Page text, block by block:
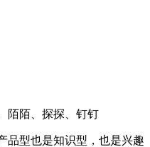
陌陌、探探、钉钉
品型也是知识型，也是兴趣